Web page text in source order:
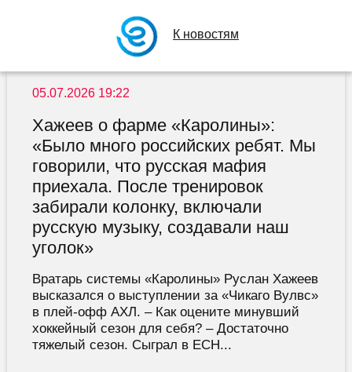
К новостям
05.07.2026 19:22
Хажеев о фарме «Каролины»:
«Было много российских ребят. Мы
говорили, что русская мафия
приехала. После тренировок
забирали колонку, включали
русскую музыку, создавали наш
уголок»
Вратарь системы «Каролины» Руслан Хажеев
высказался о выступлении за «Чикаго Вулвс»
в плей-офф АХЛ. – Как оцените минувший
хоккейный сезон для себя? – Достаточно
тяжелый сезон. Сыграл в ECH...